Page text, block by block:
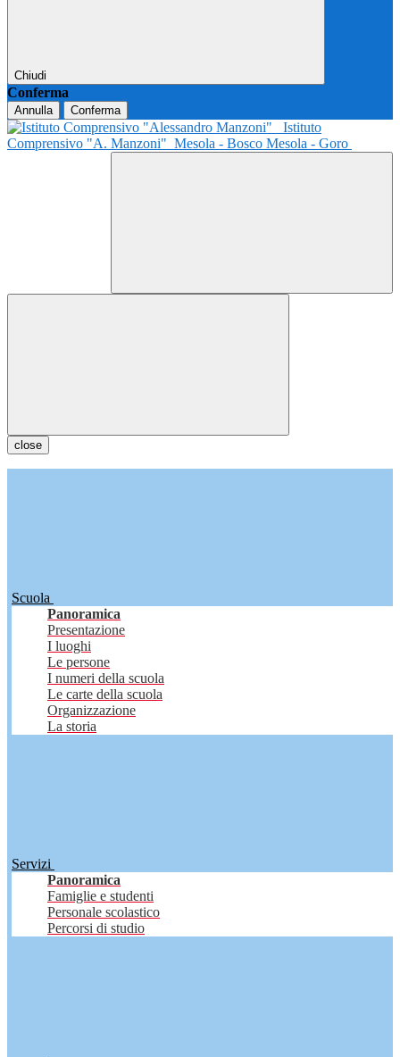
Chiudi
Conferma
Annulla Conferma
Istituto
Comprensivo "A. Manzoni" Mesola - Bosco Mesola - Goro
close
Scuola
Panoramica
Presentazione
I luoghi
Le persone
I numeri della scuola
Le carte della scuola
Organizzazione
La storia
Servizi
Panoramica
Famiglie e studenti
Personale scolastico
Percorsi di studio